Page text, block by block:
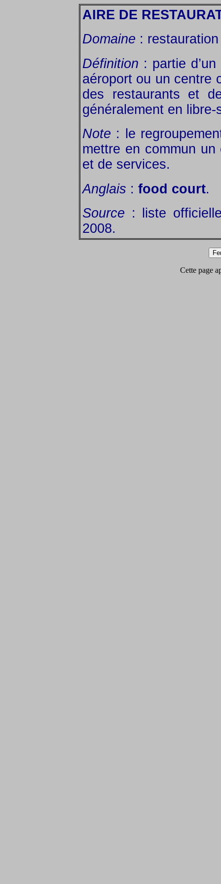
AIRE DE
Domaine :
Définition : partie
aéroport ou un centre
des restaurants et
généralement en libre-
Note : le
mettre en commun
et de services.
Anglais : food court.
Source : liste
2008.
Cette page